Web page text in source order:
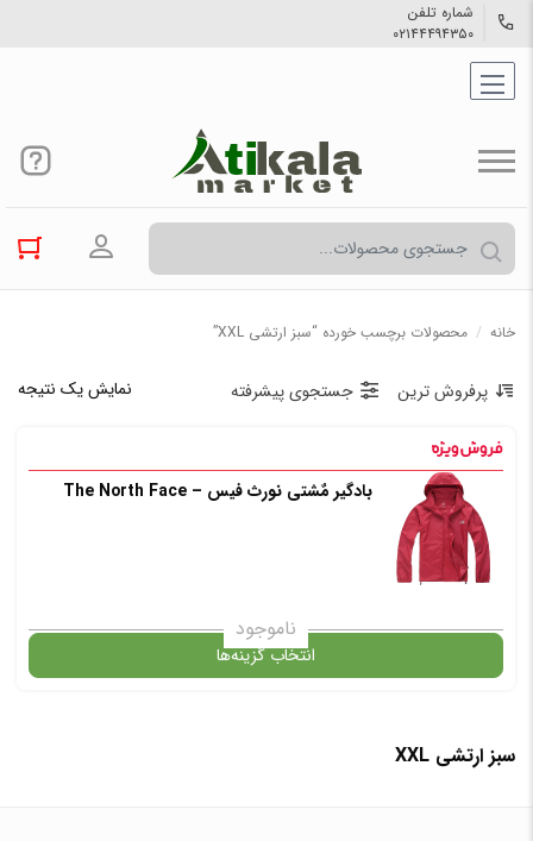
شماره تلفن
۰۲۱۴۴۴۹۴۳۵۰
ورود به
خانه / محصولات برچسب خورده “سبز ارتشی XXL”
نمایش یک نتیجه پرفروش ترین جستجوی پیشرفته
بادگیر مٌشتی نورث فیس – The North Face
ناموجود
انتخاب گزینه‌ها
گارانتی
سبز ارتشی XXL